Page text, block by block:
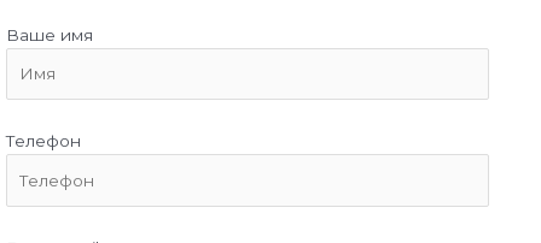
Ваше имя
Телефон